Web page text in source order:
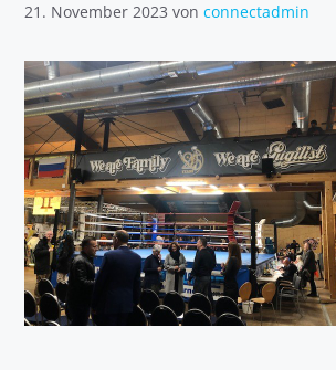
21. November 2023 von connectadmin